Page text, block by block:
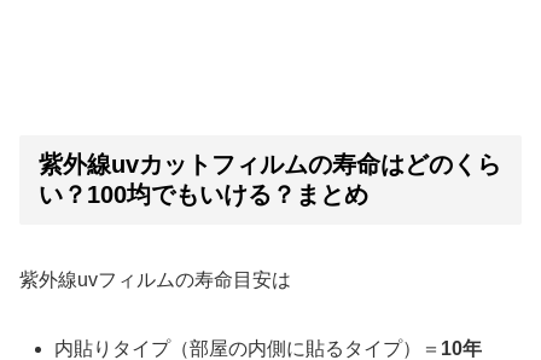
紫外線uvカットフィルムの寿命はどのくら
い？100均でもいける？まとめ
紫外線uvフィルムの寿命目安は
内貼りタイプ（部屋の内側に貼るタイプ）＝ 10年